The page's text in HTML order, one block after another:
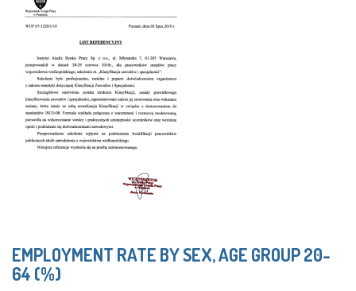
EMPLOYMENT RATE BY SEX, AGE GROUP 20-
64 (%)